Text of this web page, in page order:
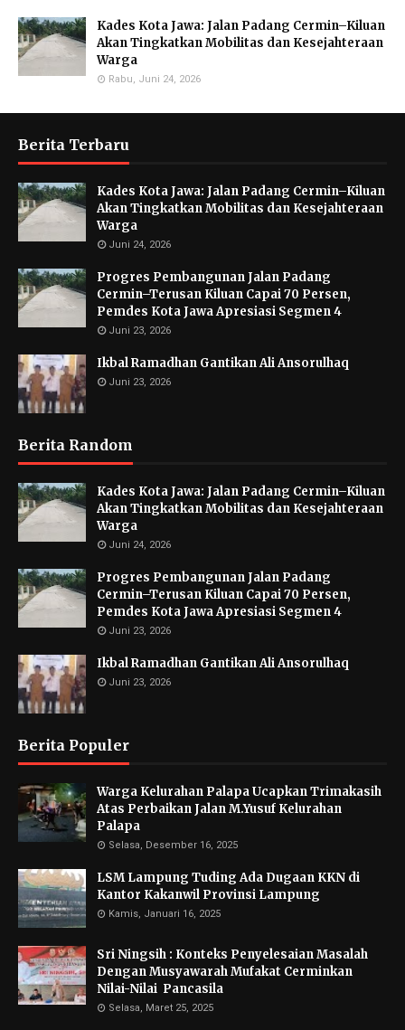
Kades Kota Jawa: Jalan Padang Cermin–Kiluan
Akan Tingkatkan Mobilitas dan Kesejahteraan
Warga
Rabu, Juni 24, 2026
Berita Terbaru
Kades Kota Jawa: Jalan Padang Cermin–Kiluan
Akan Tingkatkan Mobilitas dan Kesejahteraan
Warga
Juni 24, 2026
Progres Pembangunan Jalan Padang
Cermin–Terusan Kiluan Capai 70 Persen,
Pemdes Kota Jawa Apresiasi Segmen 4
Juni 23, 2026
Ikbal Ramadhan Gantikan Ali Ansorulhaq
Juni 23, 2026
Berita Random
Kades Kota Jawa: Jalan Padang Cermin–Kiluan
Akan Tingkatkan Mobilitas dan Kesejahteraan
Warga
Juni 24, 2026
Progres Pembangunan Jalan Padang
Cermin–Terusan Kiluan Capai 70 Persen,
Pemdes Kota Jawa Apresiasi Segmen 4
Juni 23, 2026
Ikbal Ramadhan Gantikan Ali Ansorulhaq
Juni 23, 2026
Berita Populer
Warga Kelurahan Palapa Ucapkan Trimakasih
Atas Perbaikan Jalan M.Yusuf Kelurahan
Palapa
Selasa, Desember 16, 2025
LSM Lampung Tuding Ada Dugaan KKN di
Kantor Kakanwil Provinsi Lampung
Kamis, Januari 16, 2025
Sri Ningsih : Konteks Penyelesaian Masalah
Dengan Musyawarah Mufakat Cerminkan
Nilai-Nilai Pancasila
Selasa, Maret 25, 2025